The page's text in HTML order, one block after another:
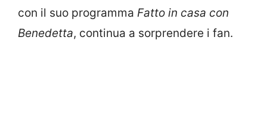
con il suo programma Fatto in casa con
Benedetta, continua a sorprendere i fan.